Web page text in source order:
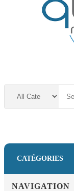
CATÉGORIES
NAVIGATION